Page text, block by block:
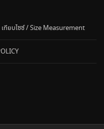
เทียบไซซ์ / Size Measurement